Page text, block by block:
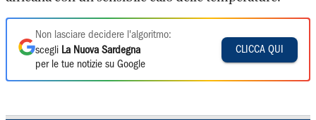
Non lasciare decidere l'algoritmo:
scegli La Nuova Sardegna
per le tue notizie su Google
CLICCA QUI